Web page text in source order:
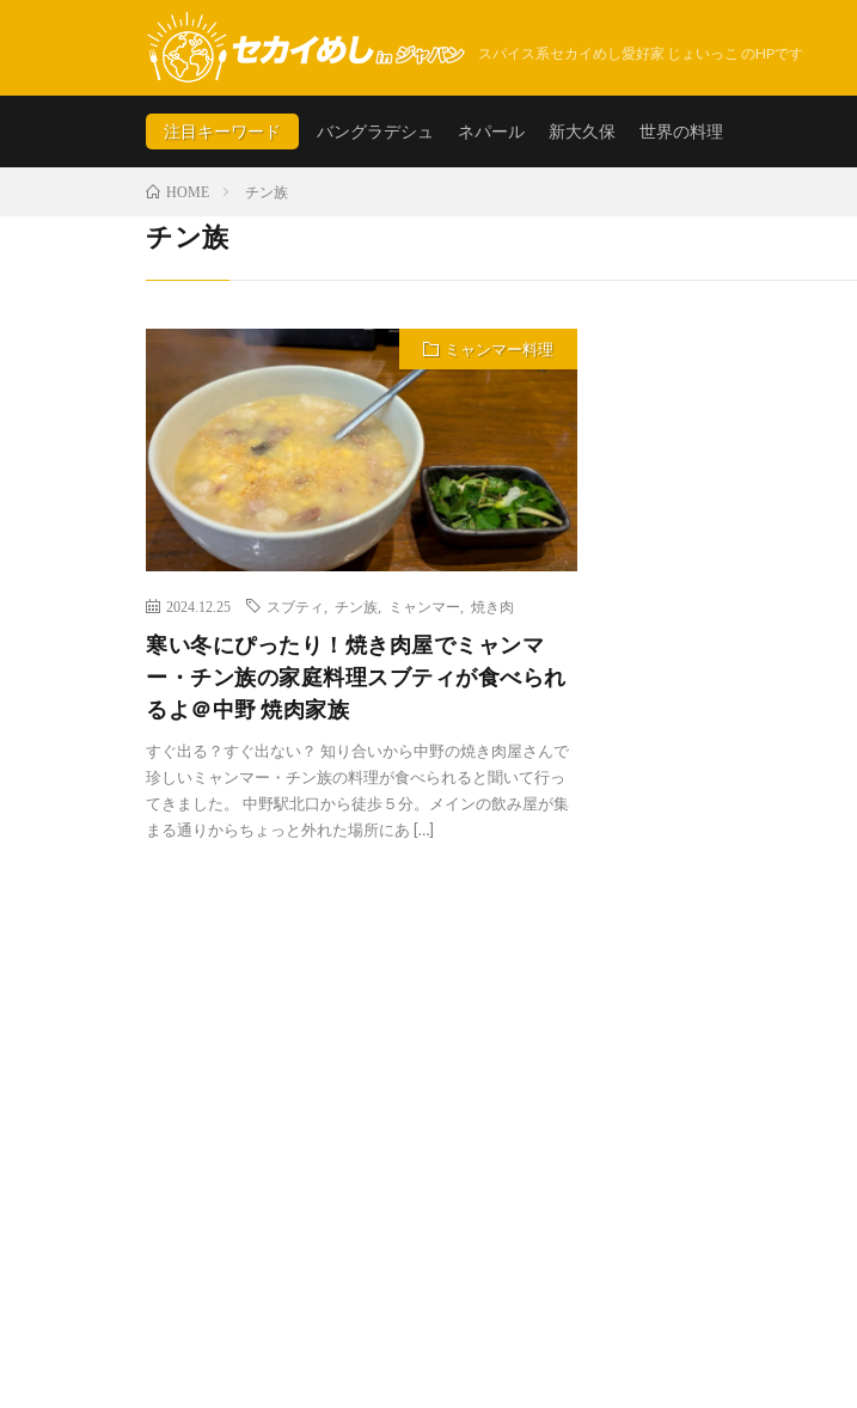
スパイス系セカイめし愛好家 じょいっこ のHPです
注目キーワード バングラデシュ ネパール 新大久保 世界の料理
HOME チン族
チン族
ミャンマー料理
2024.12.25 スブティ チン族 ミャンマー 焼き肉
寒い冬にぴったり！焼き肉屋でミャンマ
ー・チン族の家庭料理スブティが食べられ
るよ＠中野 焼肉家族
すぐ出る？すぐ出ない？ 知り合いから中野の焼き肉屋さんで
珍しいミャンマー・チン族の料理が食べられると聞いて行っ
てきました。 中野駅北口から徒歩５分。メインの飲み屋が集
まる通りからちょっと外れた場所にあ […]